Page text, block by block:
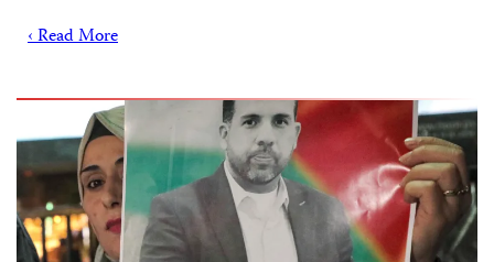
Read More ›